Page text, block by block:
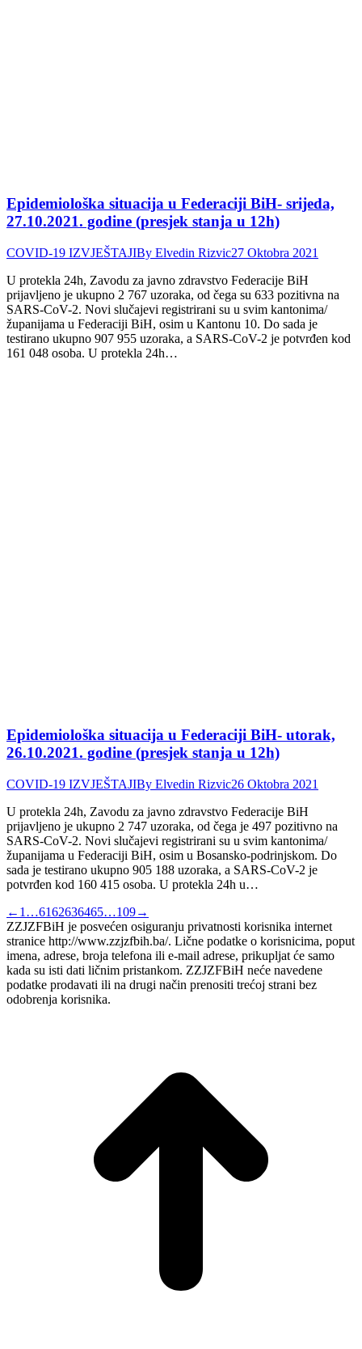
Epidemiološka situacija u Federaciji BiH- srijeda,
27.10.2021. godine (presjek stanja u 12h)
COVID-19 IZVJEŠTAJIBy Elvedin Rizvic27 Oktobra 2021
U protekla 24h, Zavodu za javno zdravstvo Federacije BiH
prijavljeno je ukupno 2 767 uzoraka, od čega su 633 pozitivna na
SARS-CoV-2. Novi slučajevi registrirani su u svim kantonima/
županijama u Federaciji BiH, osim u Kantonu 10. Do sada je
testirano ukupno 907 955 uzoraka, a SARS-CoV-2 je potvrđen kod
161 048 osoba. U protekla 24h…
Epidemiološka situacija u Federaciji BiH- utorak,
26.10.2021. godine (presjek stanja u 12h)
COVID-19 IZVJEŠTAJIBy Elvedin Rizvic26 Oktobra 2021
U protekla 24h, Zavodu za javno zdravstvo Federacije BiH
prijavljeno je ukupno 2 747 uzoraka, od čega je 497 pozitivno na
SARS-CoV-2. Novi slučajevi registrirani su u svim kantonima/
županijama u Federaciji BiH, osim u Bosansko-podrinjskom. Do
sada je testirano ukupno 905 188 uzoraka, a SARS-CoV-2 je
potvrđen kod 160 415 osoba. U protekla 24h u…
← 1 …6162636465…109→
ZZJZFBiH je posvećen osiguranju privatnosti korisnika internet
stranice http://www.zzjzfbih.ba/. Lične podatke o korisnicima, poput
imena, adrese, broja telefona ili e-mail adrese, prikupljat će samo
kada su isti dati ličnim pristankom. ZZJZFBiH neće navedene
podatke prodavati ili na drugi način prenositi trećoj strani bez
odobrenja korisnika.